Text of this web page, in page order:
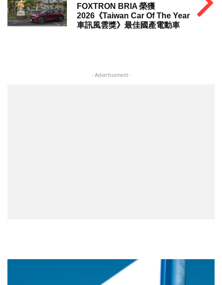
FOXTRON BRIA 榮獲
2026《Taiwan Car Of The Year
車訊風雲獎》最佳國產電動車
- Advertisement -